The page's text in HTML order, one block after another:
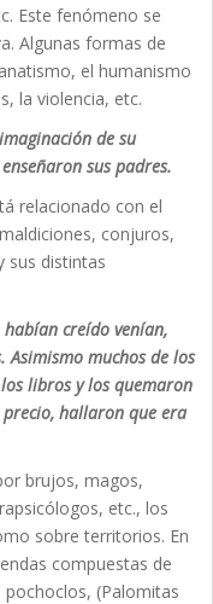
Este fenómeno se
Algunas formas de
el humanismo
la violencia, etc.
de su
sus padres.
relacionado con el
conjuros,
sus distintas
habían creído venían,
Asimismo muchos de los
libros y los quemaron
hallaron que era
brujos, magos,
etc., los
sobre territorios. En
compuestas de
(Palomitas